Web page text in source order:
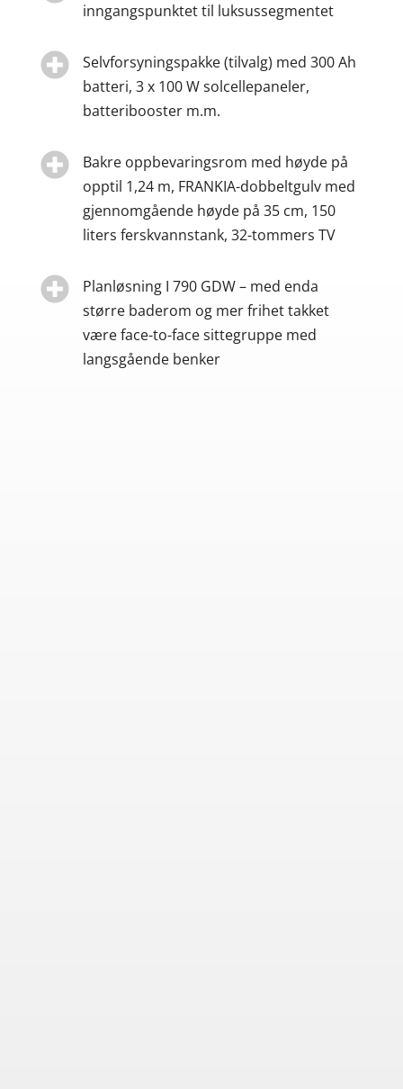
inngangspunktet til luksussegmentet

Selvforsyningspakke (tilvalg) med 300 Ah
batteri, 3 x 100 W solcellepaneler,
batteribooster m.m.

Bakre oppbevaringsrom med høyde på
opptil 1,24 m, FRANKIA-dobbeltgulv med
gjennomgående høyde på 35 cm, 150
liters ferskvannstank, 32-tommers TV

Planløsning I 790 GDW – med enda
større baderom og mer frihet takket
være face-to-face sittegruppe med
langsgående benker